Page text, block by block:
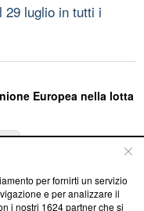
29 luglio in tutti i
Europea nella lotta
su Blasting
per fornirti un servizio
e per analizzare il
i nostri 1624partner che si